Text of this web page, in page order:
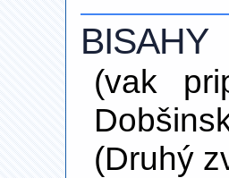
BISAHY
(vak
(Druhý